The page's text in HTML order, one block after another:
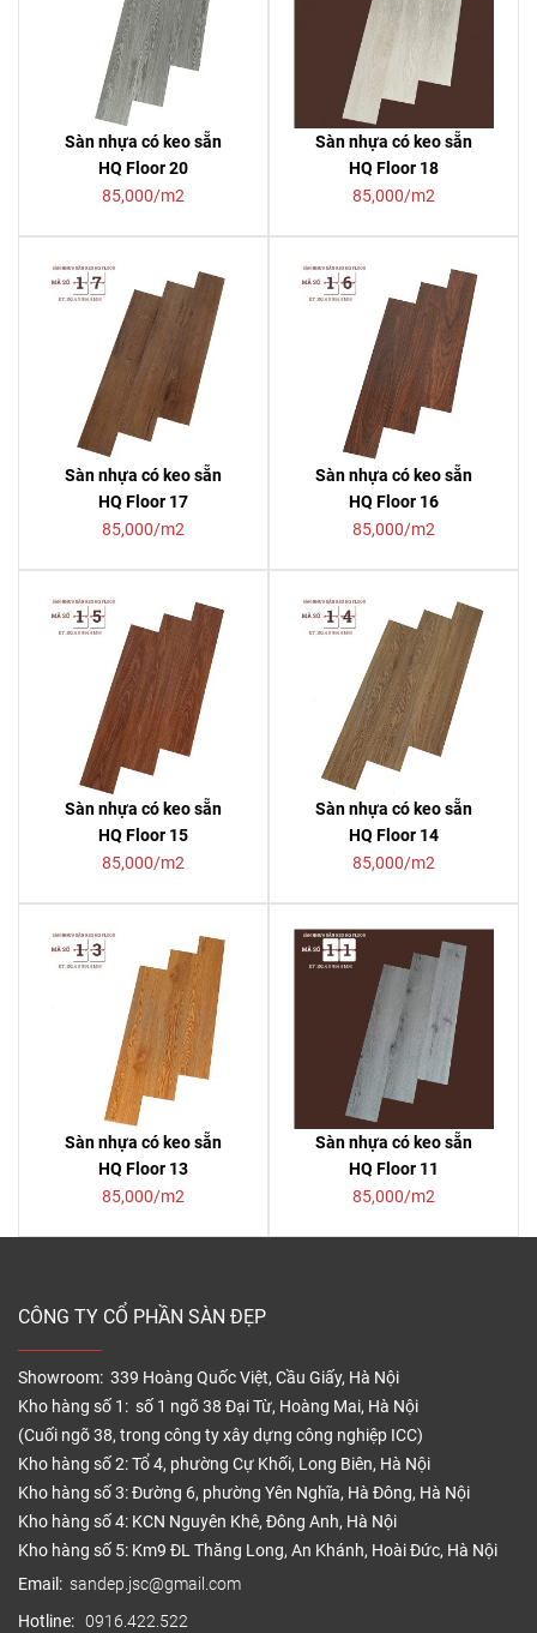
Sàn nhựa có keo sẵn
HQ Floor 20
85,000/m2
Sàn nhựa có keo sẵn
HQ Floor 18
85,000/m2
Sàn nhựa có keo sẵn
HQ Floor 17
85,000/m2
Sàn nhựa có keo sẵn
HQ Floor 16
85,000/m2
Sàn nhựa có keo sẵn
HQ Floor 15
85,000/m2
Sàn nhựa có keo sẵn
HQ Floor 14
85,000/m2
Sàn nhựa có keo sẵn
HQ Floor 13
85,000/m2
Sàn nhựa có keo sẵn
HQ Floor 11
85,000/m2
CÔNG TY CỔ PHẦN SÀN ĐẸP
Showroom: 339 Hoàng Quốc Việt, Cầu Giấy, Hà Nội
Kho hàng số 1: số 1 ngõ 38 Đại Từ, Hoàng Mai, Hà Nội
(Cuối ngõ 38, trong công ty xây dựng công nghiệp ICC)
Kho hàng số 2: Tổ 4, phường Cự Khối, Long Biên, Hà Nội
Kho hàng số 3: Đường 6, phường Yên Nghĩa, Hà Đông, Hà Nội
Kho hàng số 4: KCN Nguyên Khê, Đông Anh, Hà Nội
Kho hàng số 5: Km9 ĐL Thăng Long, An Khánh, Hoài Đức, Hà Nội
Email: sandep.jsc@gmail.com
Hotline: 0916.422.522